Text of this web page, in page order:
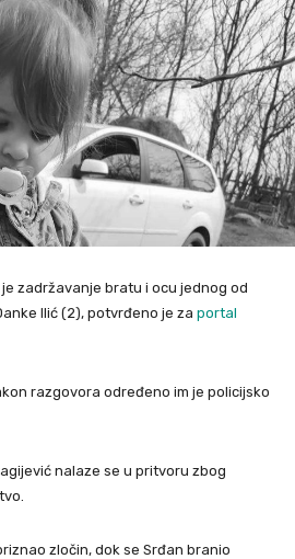
zadržavanje bratu i ocu jednog od
Ilić (2), potvrđeno je za portal
razgovora određeno im je policijsko
nalaze se u pritvoru zbog
zločin, dok se Srđan branio